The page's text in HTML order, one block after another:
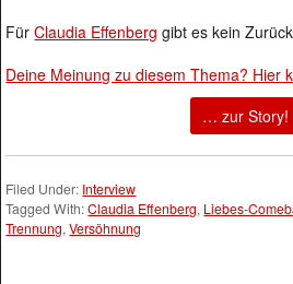
FürClaudia Effenberg gibt es kein
Deine Meinung zu diesem Thema? Hier
… zur Story!
Filed Under: Interview
Tagged With:Claudia Effenberg, Liebes-
Trennung,Versöhnung